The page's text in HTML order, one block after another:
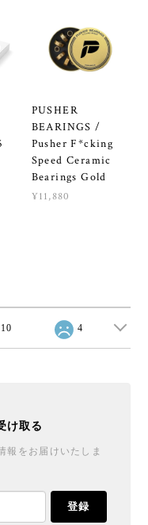
PUSHER
BEARINGS /
Pusher F*cking
Speed Ceramic
Bearings Gold
¥11,880
10 4
け取る
報をお届けいたしま
登録